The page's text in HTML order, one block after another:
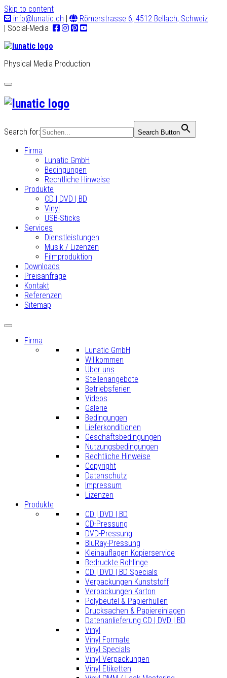
Skip to content
info@lunatic.ch |
Römerstrasse 6, 4512 Bellach, Schweiz
| Social-Media
Physical Media Production
Toggle
navigation
Search for: Search Button
Firma
Lunatic GmbH
Bedingungen
Rechtliche Hinweise
Produkte
CD | DVD | BD
Vinyl
USB-Sticks
Services
Dienstleistungen
Musik / Lizenzen
Filmproduktion
Downloads
Preisanfrage
Kontakt
Referenzen
Sitemap
Firma
Lunatic GmbH
Willkommen
Über uns
Stellenangebote
Betriebsferien
Videos
Galerie
Bedingungen
Lieferkonditionen
Geschäftsbedingungen
Nutzungsbedingungen
Rechtliche Hinweise
Copyright
Datenschutz
Impressum
Lizenzen
Produkte
CD | DVD | BD
CD-Pressung
DVD-Pressung
BluRay-Pressung
Kleinauflagen Kopierservice
Bedruckte Rohlinge
CD | DVD | BD Specials
Verpackungen Kunststoff
Verpackungen Karton
Polybeutel & Papierhüllen
Drucksachen & Papiereinlagen
Datenanlieferung CD | DVD | BD
Vinyl
Vinyl Formate
Vinyl Specials
Vinyl Verpackungen
Vinyl Etiketten